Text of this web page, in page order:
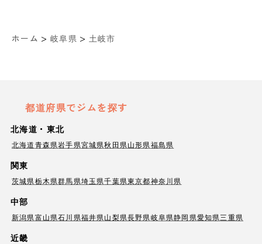
ホーム > 岐阜県 > 土岐市
都道府県でジムを探す
北海道・東北
北海道青森県岩手県宮城県秋田県山形県福島県
関東
茨城県栃木県群馬県埼玉県千葉県東京都神奈川県
中部
新潟県富山県石川県福井県山梨県長野県岐阜県静岡県愛知県三重県
近畿